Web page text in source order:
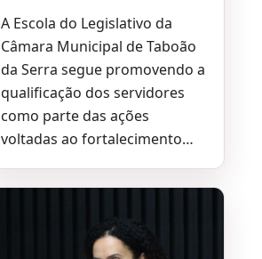
A Escola do Legislativo da
Câmara Municipal de Taboão
da Serra segue promovendo a
qualificação dos servidores
como parte das ações
voltadas ao fortalecimento…